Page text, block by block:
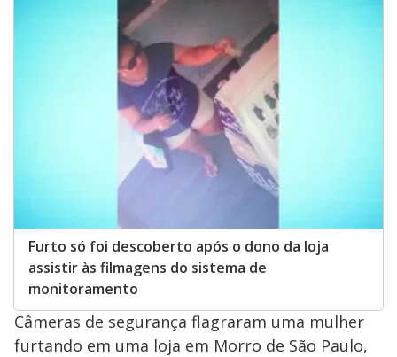
Furto só foi descoberto após o dono da loja
assistir às filmagens do sistema de
monitoramento
Câmeras de segurança flagraram uma mulher
furtando em uma loja em Morro de São Paulo,